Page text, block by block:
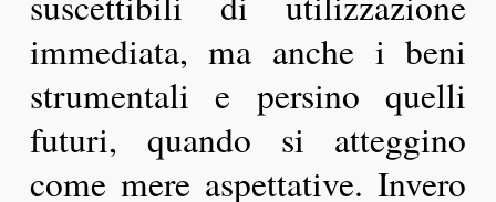
immediata, ma anche i beni
strumentali e persino quelli
futuri, quando si atteggino
come mere aspettative. Invero